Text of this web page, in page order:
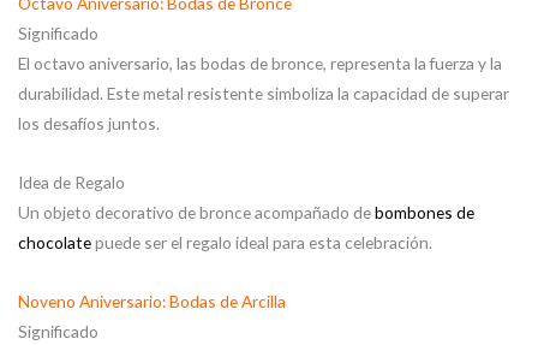
Significado
El octavo aniversario, las bodas de bronce, representa la fuerza y la
durabilidad. Este metal resistente simboliza la capacidad de superar
los desafíos juntos.
Idea de Regalo
Un objeto decorativo de bronce acompañado debombones de
chocolatepuede ser el regalo ideal para esta celebración.
Noveno Aniversario: Bodas de Arcilla
Significado